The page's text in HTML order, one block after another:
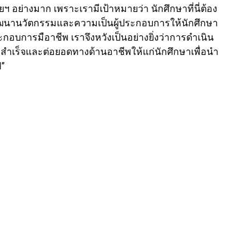
อย่างมาก เพราะเรามีเป้าหมายว่า นักศึกษาที่นี่ต้อง
านวัตกรรมและความเป็นผู้ประกอบการให้นักศึกษา
บการมือาชีพ เราจึงหวังเป็นอย่างยิ่งว่าการดำเนิน
เร็จและต่อยอดทางด้านอาชีพให้แก่นักศึกษาเพื่อนำ